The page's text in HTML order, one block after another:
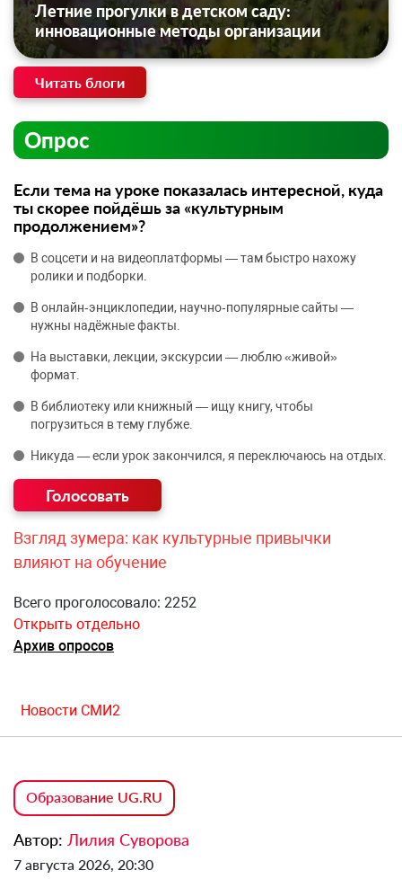
Летние прогулки в детском саду:
инновационные методы организации
Читать блоги
Опрос
Если тема на уроке показалась интересной, куда
ты скорее пойдёшь за «культурным
продолжением»?
В соцсети и на видеоплатформы — там быстро нахожу
ролики и подборки.
В онлайн‑энциклопедии, научно‑популярные сайты —
нужны надёжные факты.
На выставки, лекции, экскурсии — люблю «живой»
формат.
В библиотеку или книжный — ищу книгу, чтобы
погрузиться в тему глубже.
Никуда — если урок закончился, я переключаюсь на отдых.
Взгляд зумера: как культурные привычки
влияют на обучение
Всего проголосовало: 2252
Открыть отдельно
Архив опросов
Новости СМИ2
Образование UG.RU
Автор: Лилия Суворова
7 августа 2026, 20:30